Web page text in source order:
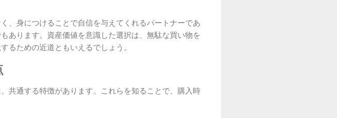
、身につけることで自信を与えてくれるパートナーであ
あります。資産価値を意識した選択は、無駄な買い物を
るための近道ともいえるでしょう。
共通する特徴があります。これらを知ることで、購入時